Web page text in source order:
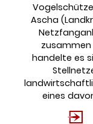
Ascha
zusammen
handelte es
eines